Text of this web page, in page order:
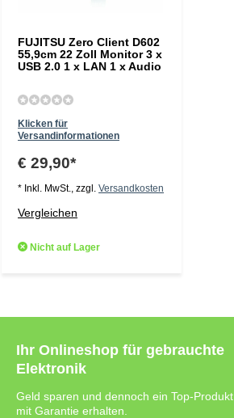
FUJITSU Zero Client D602
55,9cm 22 Zoll Monitor 3 x
USB 2.0 1 x LAN 1 x Audio
Klicken für
Versandinformationen
€ 29,90*
* Inkl. MwSt., zzgl. Versandkosten
Vergleichen
Nicht auf Lager
Ihr Onlineshop für gebrauchte
Elektronik
Geld sparen und dennoch ein Top-Produkt
mit Garantie erhalten.